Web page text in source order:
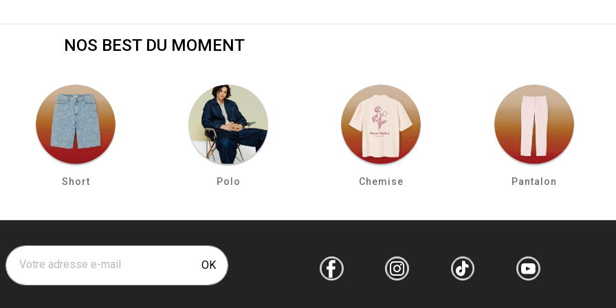
NOS BEST DU MOMENT
Short Polo Chemise Pantalon
Votre adresse e-mail OK